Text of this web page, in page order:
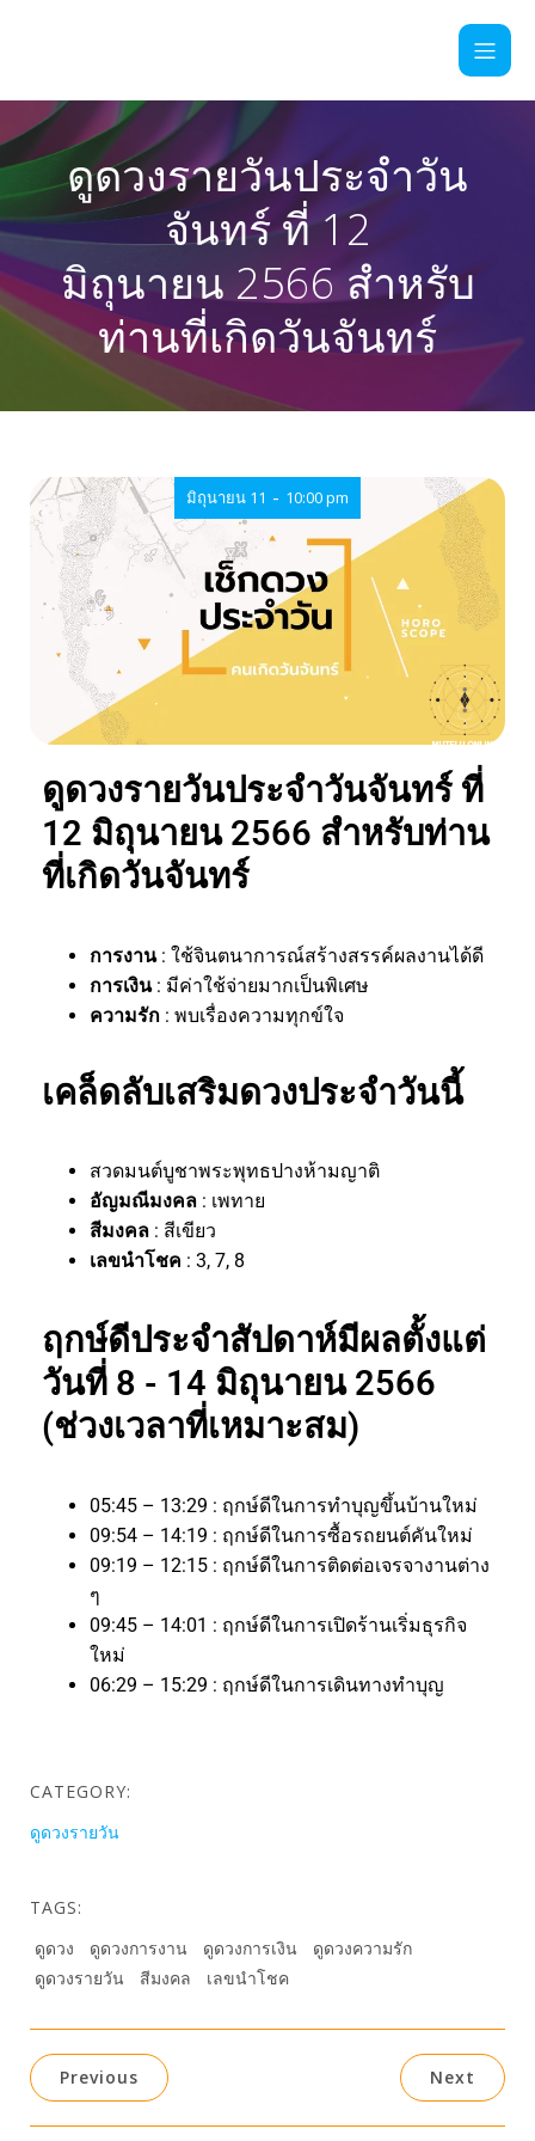
ดูดวงรายวันประจำวัน
จันทร์ ที่ 12
มิถุนายน 2566 สำหรับ
ท่านที่เกิดวันจันทร์
มิถุนายน 11 - 10:00 pm
ดูดวงรายวันประจำวันจันทร์ ที่
12 มิถุนายน 2566 สำหรับท่าน
ที่เกิดวันจันทร์
การงาน : ใช้จินตนาการณ์สร้างสรรค์ผลงานได้ดี
การเงิน : มีค่าใช้จ่ายมากเป็นพิเศษ
ความรัก : พบเรื่องความทุกข์ใจ
เคล็ดลับเสริมดวงประจำวันนี้
สวดมนต์บูชาพระพุทธปางห้ามญาติ
อัญมณีมงคล : เพทาย
สีมงคล : สีเขียว
เลขนำโชค : 3, 7, 8
ฤกษ์ดีประจำสัปดาห์มีผลตั้งแต่
วันที่ 8 - 14 มิถุนายน 2566
(ช่วงเวลาที่เหมาะสม)
05:45 – 13:29 : ฤกษ์ดีในการทำบุญขึ้นบ้านใหม่
09:54 – 14:19 : ฤกษ์ดีในการซื้อรถยนต์คันใหม่
09:19 – 12:15 : ฤกษ์ดีในการติดต่อเจรจางานต่าง
ๆ
09:45 – 14:01 : ฤกษ์ดีในการเปิดร้านเริ่มธุรกิจ
ใหม่
06:29 – 15:29 : ฤกษ์ดีในการเดินทางทำบุญ
CATEGORY:
ดูดวงรายวัน
TAGS:
ดูดวง
ดูดวงการงาน ดูดวงการเงิน
ดูดวงความรัก
ดูดวงรายวัน
สีมงคล เลขนำโชค
Previous Next